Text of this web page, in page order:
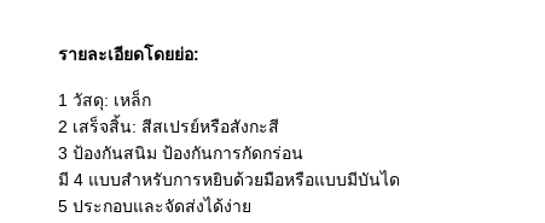
รายละเอียดโดยย่อ:
1 วัสดุ: เหล็ก
2 เสร็จสิ้น: สีสเปรย์หรือสังกะสี
3 ป้องกันสนิม ป้องกันการกัดกร่อน
มี 4 แบบสำหรับการหยิบด้วยมือหรือแบบมีบันได
5 ประกอบและจัดส่งได้ง่าย